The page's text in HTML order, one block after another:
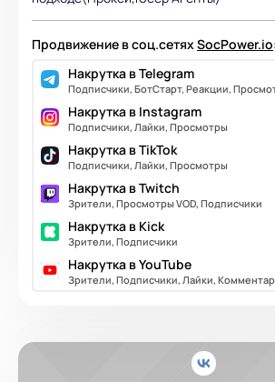
Продвижение в соц.сетяхSocPower.io
Накрутка в Telegram
Подписчики, БотСтарт, Реакции,
Накрутка в Instagram
Подписчики, Лайки, Просмотры
Накрутка в TikTok
Подписчики, Лайки, Просмотры
Накрутка в Twitch
Зрители, Просмотры VOD, Подписчики
Накрутка в Kick
Зрители, Подписчики
Накрутка в YouTube
Зрители, Подписчики, Лайки,